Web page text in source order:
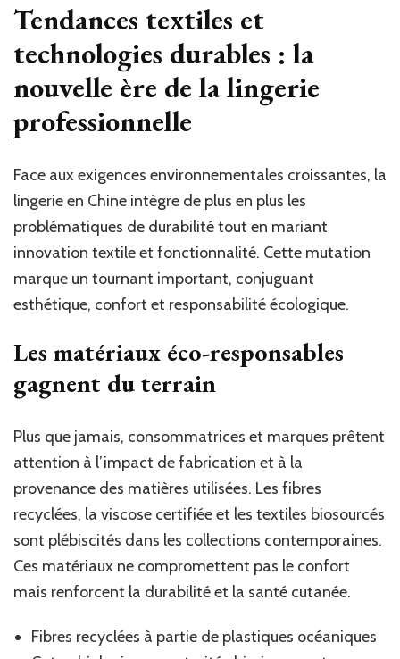
Tendances textiles et
technologies durables : la
nouvelle ère de la lingerie
professionnelle
Face aux exigences environnementales croissantes, la
lingerie en Chine intègre de plus en plus les
problématiques de durabilité tout en mariant
innovation textile et fonctionnalité. Cette mutation
marque un tournant important, conjuguant
esthétique, confort et responsabilité écologique.
Les matériaux éco-responsables
gagnent du terrain
Plus que jamais, consommatrices et marques prêtent
attention à l’impact de fabrication et à la
provenance des matières utilisées. Les fibres
recyclées, la viscose certifiée et les textiles biosourcés
sont plébiscités dans les collections contemporaines.
Ces matériaux ne compromettent pas le confort
mais renforcent la durabilité et la santé cutanée.
Fibres recyclées à partie de plastiques océaniques